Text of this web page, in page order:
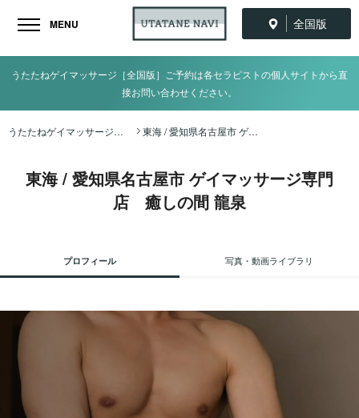
全国版
MENU
うたたねゲイマッサージ［全国版］ご予約は各セラピストの個人サイトから直
接お問い合わせください。
うたたねゲイマッサージ全国ナビ TOP 東海 / 愛知県名古屋市 ゲイマッサージ専門店 癒しの間 龍泉
東海 / 愛知県名古屋市 ゲイマッサージ専門
店 癒しの間 龍泉
プロフィール 写真・動画ライブラリ